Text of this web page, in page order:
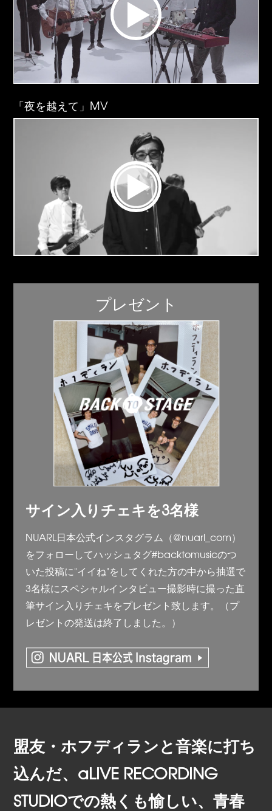
「夜を越えて」MV
プレゼント
サイン入りチェキを3名様
NUARL日本公式インスタグラム（@nuarl_com）
をフォローしてハッシュタグ#backtomusicのつ
いた投稿に"イイね"をしてくれた方の中から抽選で
3名様にスペシャルインタビュー撮影時に撮った直
筆サイン入りチェキをプレゼント致します。（プ
レゼントの発送は終了しました。）
盟友・ホフディランと音楽に打ち
込んだ、aLIVE RECORDING
STUDIOでの熱くも愉しい、青春